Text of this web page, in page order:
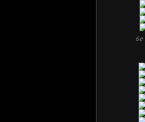
6e